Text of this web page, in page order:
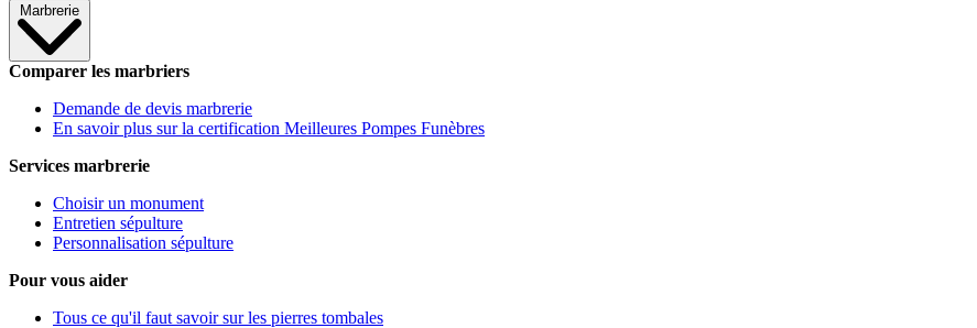
Marbrerie
Comparer les marbriers
Demande de devis marbrerie
En savoir plus sur la certification Meilleures Pompes Funèbres
Services marbrerie
Choisir un monument
Entretien sépulture
Personnalisation sépulture
Pour vous aider
Tous ce qu'il faut savoir sur les pierres tombales